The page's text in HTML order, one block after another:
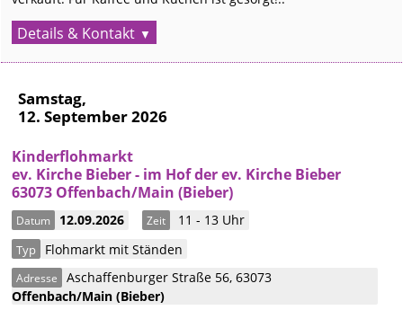
Details & Kontakt
Samstag,
12. September 2026
Kinderflohmarkt
ev. Kirche Bieber - im Hof der ev. Kirche Bieber
63073 Offenbach/Main (Bieber)
Datum 12.09.2026 Zeit 11 - 13 Uhr
Typ Flohmarkt mit Ständen
Adresse Aschaffenburger Straße 56,63073
Offenbach/Main(Bieber)